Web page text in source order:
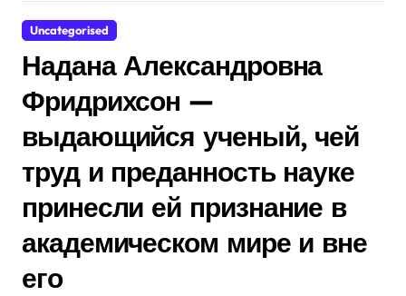
Uncategorised
Надана Александровна
Фридрихсон —
выдающийся ученый, чей
труд и преданность науке
принесли ей признание в
академическом мире и вне
его